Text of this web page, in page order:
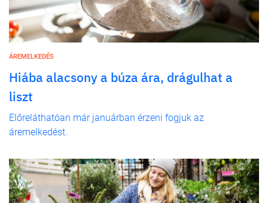
ÁREMELKEDÉS
Hiába alacsony a búza ára, drágulhat a
liszt
Előreláthatóan már januárban érzeni fogjuk az
áremelkedést.